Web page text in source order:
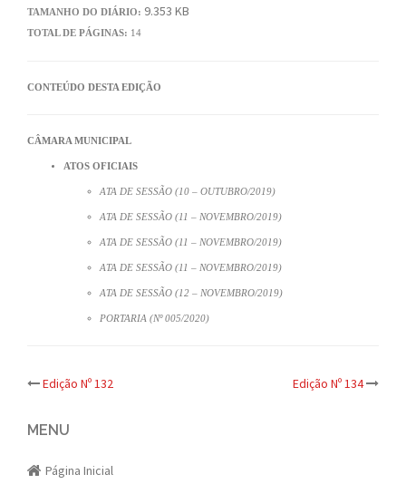
TAMANHO DO DIÁRIO: 9.353 KB
TOTAL DE PÁGINAS: 14
CONTEÚDO DESTA EDIÇÃO
CÂMARA MUNICIPAL
ATOS OFICIAIS
ATA DE SESSÃO (10 – OUTUBRO/2019)
ATA DE SESSÃO (11 – NOVEMBRO/2019)
ATA DE SESSÃO (11 – NOVEMBRO/2019)
ATA DE SESSÃO (11 – NOVEMBRO/2019)
ATA DE SESSÃO (12 – NOVEMBRO/2019)
PORTARIA (Nº 005/2020)
Post
navigation
Edição Nº 132 Edição Nº 134
MENU
Página Inicial